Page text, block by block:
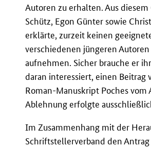
Autoren zu erhalten. Aus
Schütz, Egon Günter sowie
erklärte, zurzeit keinen
verschiedenen jüngeren
aufnehmen. Sicher brauche er
daran interessiert, einen Beitrag
Roman-Manuskript Poches
Ablehnung erfolgte
Im Zusammenhang mit der
Schriftstellerverband den